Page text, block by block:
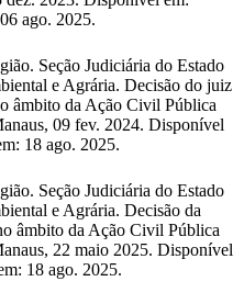
ago. 2025.
Seção Judiciária do Estado
e Agrária. Decisão do juiz
âmbito da Ação Civil Pública
09 fev. 2024. Disponível
18 ago. 2025.
Seção Judiciária do Estado
e Agrária. Decisão da
âmbito da Ação Civil Pública
22 maio 2025. Disponível
18 ago. 2025.